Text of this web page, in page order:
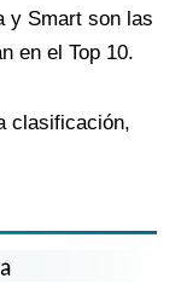
y Smart son las
en el Top 10.
clasificación,